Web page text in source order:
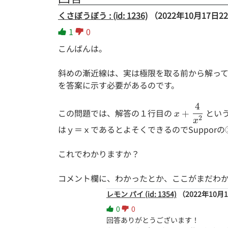
くさぼうぼう : (id: 1236)
（2022年10月17日
1
0
こんばんは。
斜めの漸近線は、実は極限を取る前から解
を答案に示す必要があるのです。
この問題では、解答の１行目の
x +
\dfrac
{4}
x +
x2
4
と
はｙ＝ｘであるとよそくできるのでSuppor
これでわかりますか？
コメント欄に、わかったとか、ここがまだわ
レモン パイ (id: 1354)
（2022年10
0
0
回答ありがとうございます！